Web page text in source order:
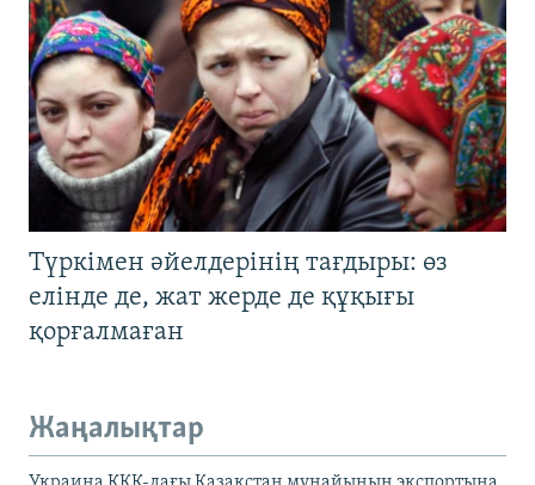
Түркімен әйелдерінің тағдыры: өз
елінде де, жат жерде де құқығы
қорғалмаған
Жаңалықтар